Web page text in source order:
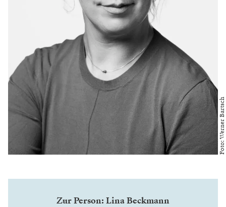
Foto: Werner Bartsch
Zur Person: Lina Beckmann